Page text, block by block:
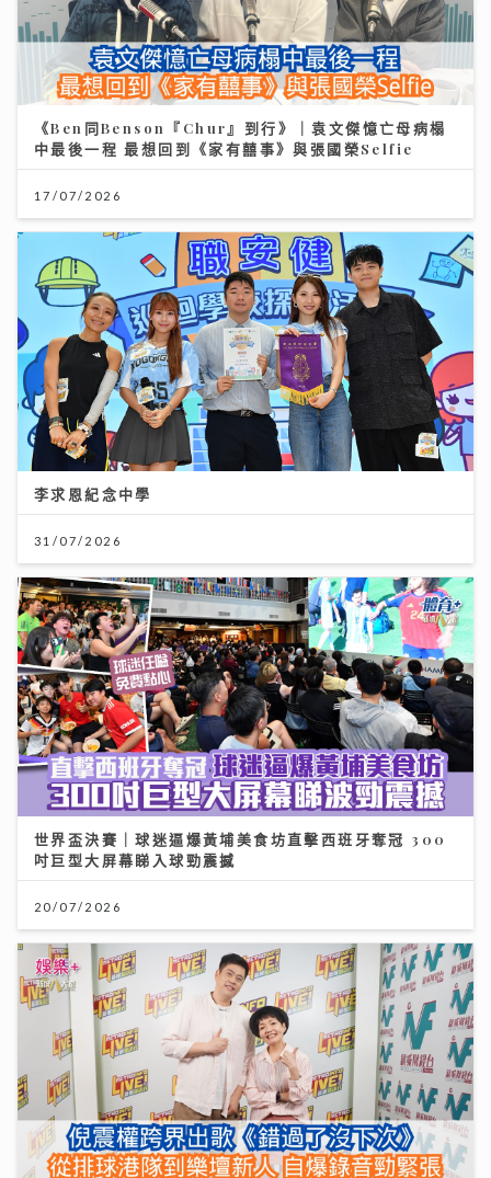
《Ben同Benson『Chur』到行》｜袁文傑憶亡母病榻
中最後一程 最想回到《家有囍事》與張國榮Selfie
17/07/2026
李求恩紀念中學
31/07/2026
世界盃決賽｜球迷逼爆黃埔美食坊直擊西班牙奪冠 300
吋巨型大屏幕睇入球勁震撼
20/07/2026